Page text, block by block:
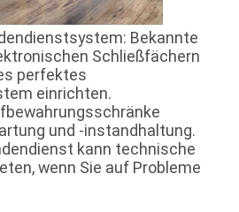
Bekannte
Schließfächern
perfektes
einrichten.
und -instandhaltung.
kann technische
wenn Sie auf Probleme